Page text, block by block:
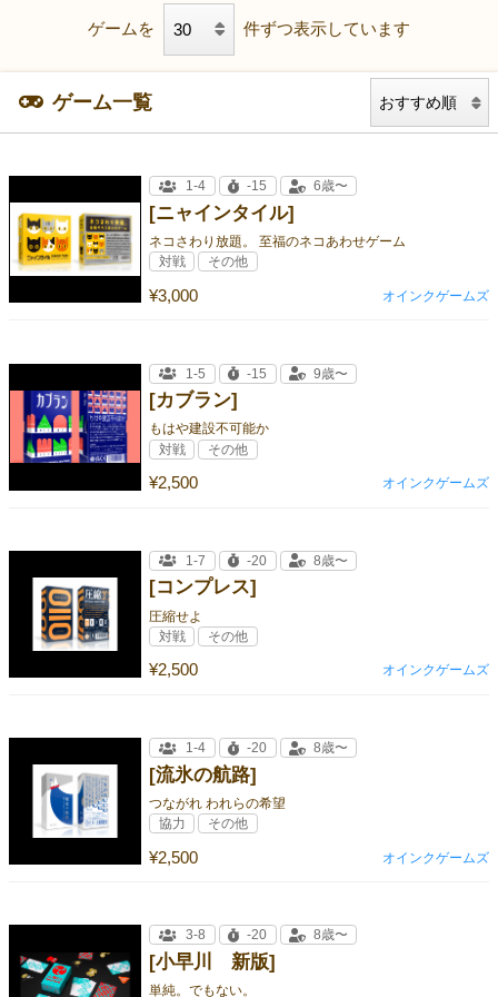
ゲームを 件ずつ表示しています
ゲーム一覧
[ニャインタイル]
ネコさわり放題。 至福のネコあわせゲーム
¥3,000
1-4 -15 6歳〜
対戦 その他
オインクゲームズ
[カブラン]
もはや建設不可能か
¥2,500
1-5 -15 9歳〜
対戦 その他
オインクゲームズ
[コンプレス]
圧縮せよ
¥2,500
1-7 -20 8歳〜
対戦 その他
オインクゲームズ
[流氷の航路]
つながれ われらの希望
¥2,500
1-4 -20 8歳〜
協力 その他
オインクゲームズ
[小早川 新版]
単純。でもない。
3-8 -20 8歳〜